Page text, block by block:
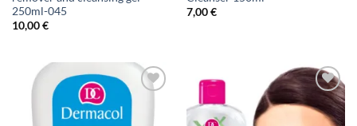
250ml-045
10,00€
7,00€
Add to
Add to
Wishlist